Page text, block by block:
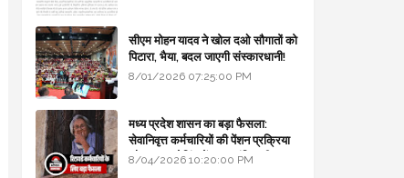
सीएम मोहन यादव ने खोल दओ सौगातों को
पिटारा, भैया, बदल जाएगी संस्कारधानी!
8/01/2026 07:25:00 PM
मध्य प्रदेश शासन का बड़ा फैसला:
सेवानिवृत्त कर्मचारियों की पेंशन प्रक्रिया
और बजट कोडिंग में हुए क्रांतिकारी
8/04/2026 10:20:00 PM